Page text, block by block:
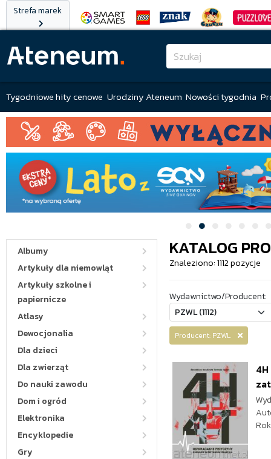
Strefa marek
Tygodniowe hity cenowe Urodziny Ateneum Nowości tygodnia
Albumy
Artykuły dla niemowląt
Artykuły szkolne i
papiernicze
Atlasy
Dewocjonalia
Dla dzieci
Dla zwierząt
Do nauki zawodu
Dom i ogród
Elektronika
Encyklopedie
Gry
KATALOG
Znaleziono: 1112 pozycje
Wydawnictwo/Producent:
Producent: PZWL